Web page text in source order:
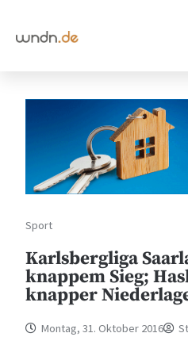
Sport
Karlsbergliga
knappem Sieg;
knapper
Montag, 31. Oktober 2016